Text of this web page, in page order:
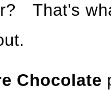
That's
Chocolate